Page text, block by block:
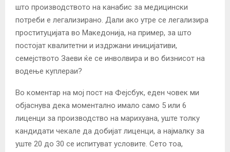
што производството на канабис за медицински
потреби е легализирано. Дали ако утре се легализира
проституцијата во Македонија, на пример, за што
постојат квалитетни и издржани иницијативи,
семејството Заеви ќе се инволвира и во бизнисот на
водење куплераи?
Во коментар на мој пост на Фејсбук, еден човек ми
објаснува дека моментално имало само 5 или 6
лиценци за производство на марихуана, уште толку
кандидати чекале да добијат лиценци, а најмалку за
уште 20 до 30 се испитуват условите. Сето тоа,